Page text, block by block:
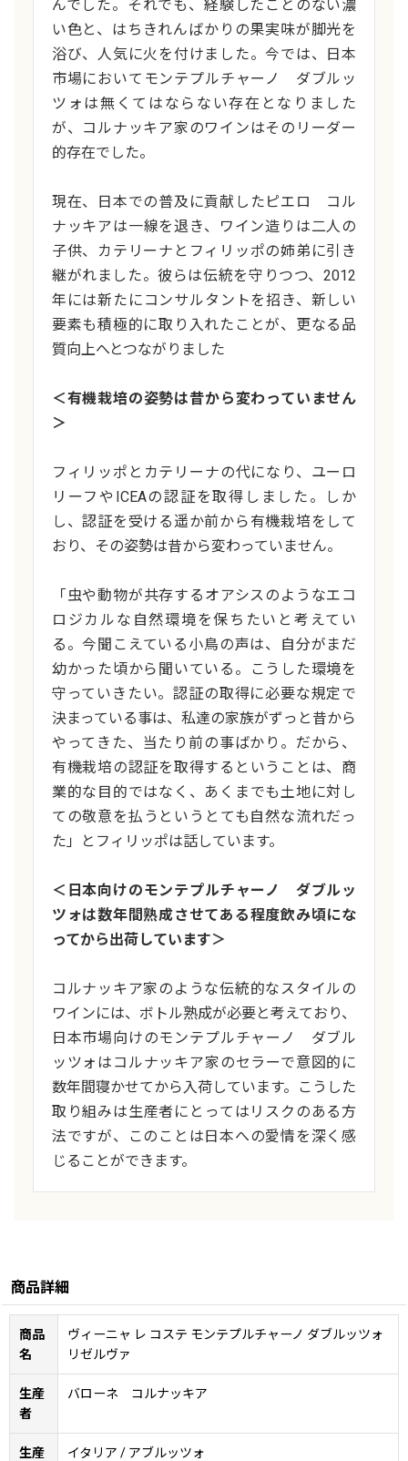
んでした。それでも、経験したことのない濃
い色と、はちきれんばかりの果実味が脚光を
浴び、人気に火を付けました。今では、日本
市場においてモンテプルチャーノ ダブルッ
ツォは無くてはならない存在となりました
が、コルナッキア家のワインはそのリーダー
的存在でした。
現在、日本での普及に貢献したピエロ コル
ナッキアは一線を退き、ワイン造りは二人の
子供、カテリーナとフィリッポの姉弟に引き
継がれました。彼らは伝統を守りつつ、2012
年には新たにコンサルタントを招き、新しい
要素も積極的に取り入れたことが、更なる品
質向上へとつながりました
＜有機栽培の姿勢は昔から変わっていません
＞
フィリッポとカテリーナの代になり、ユーロ
リーフやICEAの認証を取得しました。しか
し、認証を受ける遥か前から有機栽培をして
おり、その姿勢は昔から変わっていません。
「虫や動物が共存するオアシスのようなエコ
ロジカルな自然環境を保ちたいと考えてい
る。今聞こえている小鳥の声は、自分がまだ
幼かった頃から聞いている。こうした環境を
守っていきたい。認証の取得に必要な規定で
決まっている事は、私達の家族がずっと昔から
やってきた、当たり前の事ばかり。だから、
有機栽培の認証を取得するということは、商
業的な目的ではなく、あくまでも土地に対し
ての敬意を払うというとても自然な流れだっ
た」とフィリッポは話しています。
＜日本向けのモンテプルチャーノ ダブルッ
ツォは数年間熟成させてある程度飲み頃にな
ってから出荷しています＞
コルナッキア家のような伝統的なスタイルの
ワインには、ボトル熟成が必要と考えており、
日本市場向けのモンテプルチャーノ ダブル
ッツォはコルナッキア家のセラーで意図的に
数年間寝かせてから入荷しています。こうした
取り組みは生産者にとってはリスクのある方
法ですが、このことは日本への愛情を深く感
じることができます。
商品詳細
商品
名
ヴィーニャ レ コステ モンテプルチャーノ ダブルッツォ
リゼルヴァ
生産
者
バローネ コルナッキア
生産
イタリア / アブルッツォ